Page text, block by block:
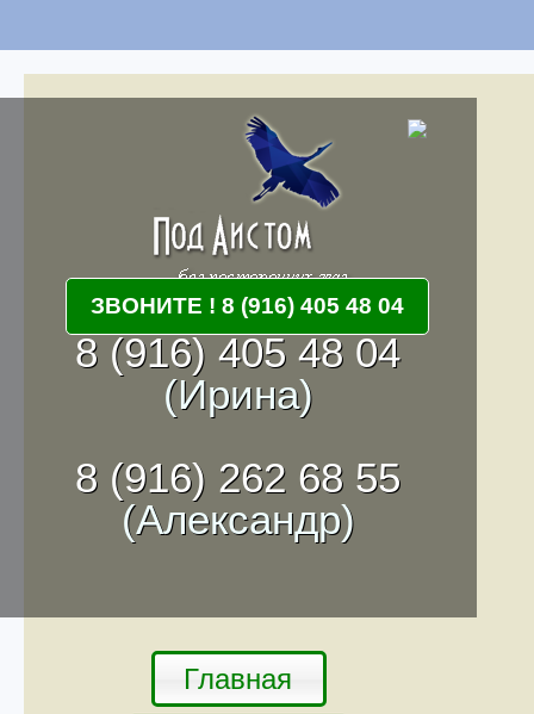
8 (916) 405 48 04
(Ирина)
8 (916) 262 68 55
(Александр)
Главная
ЗВОНИТЕ ! 8 (916) 405 48 04